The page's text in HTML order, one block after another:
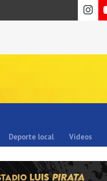
Deporte local Videos